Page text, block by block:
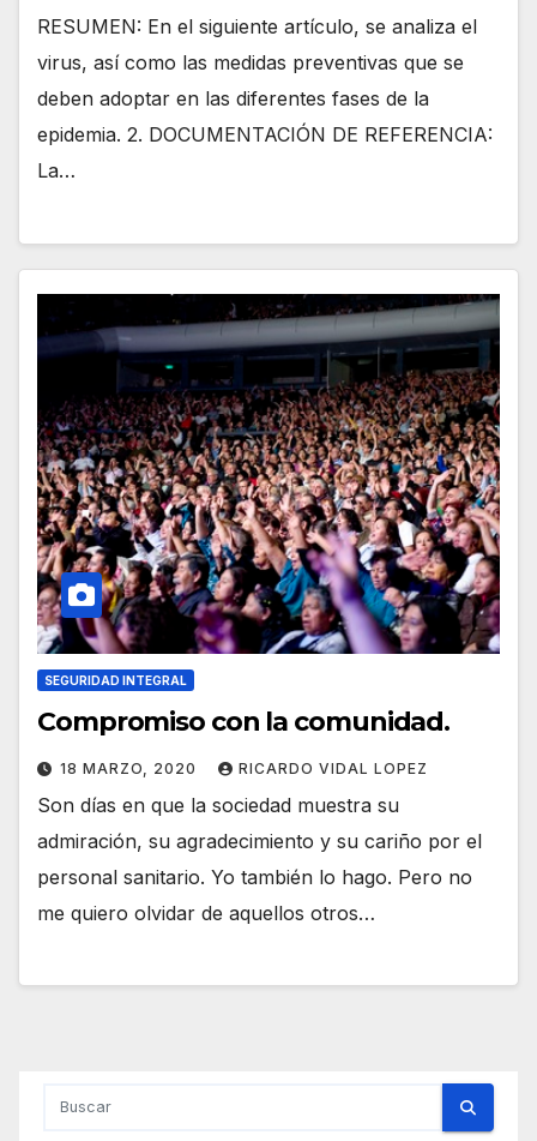
RESUMEN: En el siguiente artículo, se analiza el
virus, así como las medidas preventivas que se
deben adoptar en las diferentes fases de la
epidemia. 2. DOCUMENTACIÓN DE REFERENCIA:
La…
SEGURIDAD INTEGRAL
Compromiso con la comunidad.
18 MARZO, 2020 RICARDO VIDAL LOPEZ
Son días en que la sociedad muestra su
admiración, su agradecimiento y su cariño por el
personal sanitario. Yo también lo hago. Pero no
me quiero olvidar de aquellos otros…